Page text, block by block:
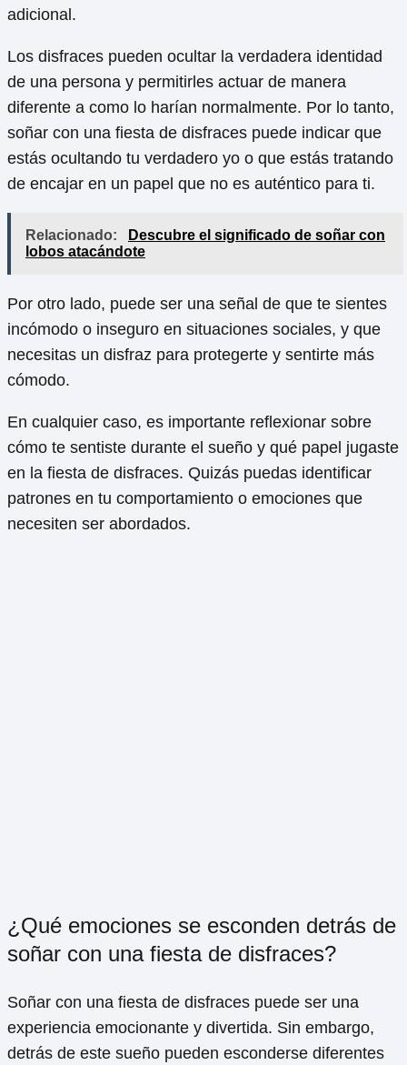
adicional.
Los disfraces pueden ocultar la verdadera identidad
de una persona y permitirles actuar de manera
diferente a como lo harían normalmente. Por lo tanto,
soñar con una fiesta de disfraces puede indicar que
estás ocultando tu verdadero yo o que estás tratando
de encajar en un papel que no es auténtico para ti.
Relacionado:
Descubre el significado de soñar con
lobos atacándote
Por otro lado, puede ser una señal de que te sientes
incómodo o inseguro en situaciones sociales, y que
necesitas un disfraz para protegerte y sentirte más
cómodo.
En cualquier caso, es importante reflexionar sobre
cómo te sentiste durante el sueño y qué papel jugaste
en la fiesta de disfraces. Quizás puedas identificar
patrones en tu comportamiento o emociones que
necesiten ser abordados.
¿Qué emociones se esconden detrás de
soñar con una fiesta de disfraces?
Soñar con una fiesta de disfraces puede ser una
experiencia emocionante y divertida. Sin embargo,
detrás de este sueño pueden esconderse diferentes